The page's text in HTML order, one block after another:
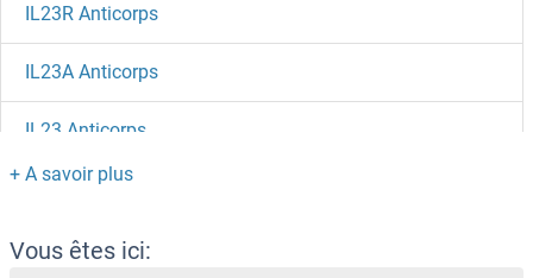
IL23R Anticorps
IL23A Anticorps
IL23 Anticorps
IL22RA2 Anticorps
IL22 Receptor alpha 1 Anticorps
Vous êtes ici: